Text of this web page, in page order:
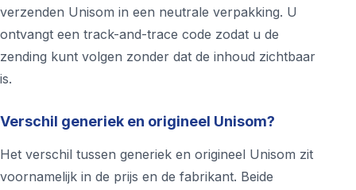
verzenden Unisom in een neutrale verpakking. U
ontvangt een track-and-trace code zodat u de
zending kunt volgen zonder dat de inhoud zichtbaar
is.
Verschil generiek en origineel Unisom?
Het verschil tussen generiek en origineel Unisom zit
voornamelijk in de prijs en de fabrikant. Beide